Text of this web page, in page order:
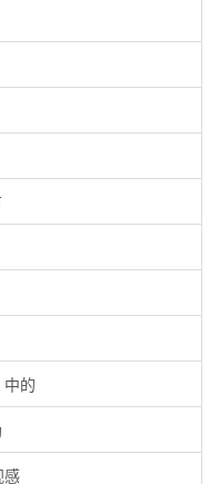
的
感